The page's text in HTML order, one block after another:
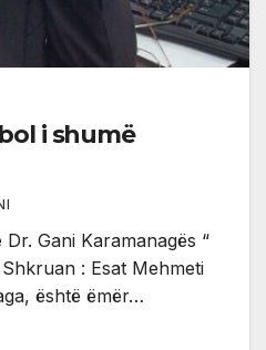
i shumë
Gani Karamanagës “
: Esat Mehmeti
është ëmër…